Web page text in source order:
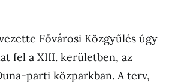
Fővárosi Közgyűlés úgy
fel a XIII. kerületben, az
parti közparkban. A terv,